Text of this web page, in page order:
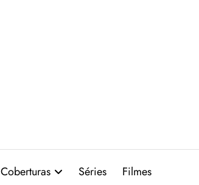
Coberturas Séries Filmes